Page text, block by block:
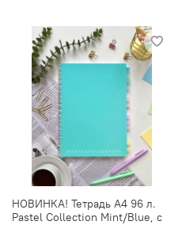
НОВИНКА! Тетрадь А4 96 л.
Pastel Collection Mint/Blue, с